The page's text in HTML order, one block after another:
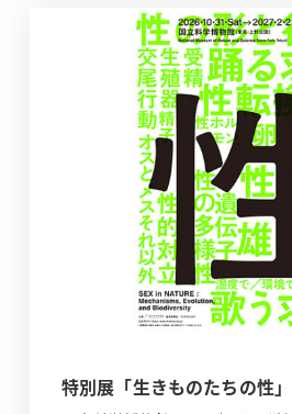
特別展「生きものたちの性」